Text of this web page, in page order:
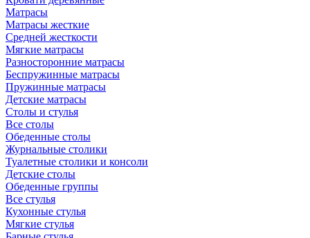
Матрасы
Матрасы жесткие
Средней жесткости
Мягкие матрасы
Разносторонние матрасы
Беспружинные матрасы
Пружинные матрасы
Детские матрасы
Столы и стулья
Все столы
Обеденные столы
Журнальные столики
Туалетные столики и консоли
Детские столы
Обеденные группы
Все стулья
Кухонные стулья
Мягкие стулья